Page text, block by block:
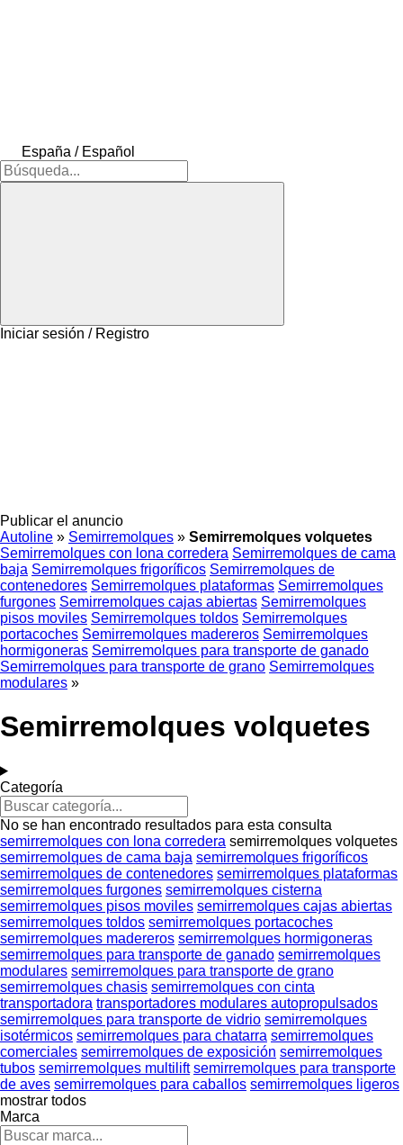
España / Español
Iniciar sesión / Registro
Publicar el anuncio
Autoline » Semirremolques » Semirremolques volquetes
Semirremolques con lona corredera Semirremolques de cama
baja Semirremolques frigoríficos Semirremolques de
contenedores Semirremolques plataformas Semirremolques
furgones Semirremolques cajas abiertas Semirremolques
pisos moviles Semirremolques toldos Semirremolques
portacoches Semirremolques madereros Semirremolques
hormigoneras Semirremolques para transporte de ganado
Semirremolques para transporte de grano Semirremolques
modulares »
Semirremolques volquetes
Categoría
No se han encontrado resultados para esta consulta
semirremolques con lona corredera semirremolques volquetes
semirremolques de cama baja semirremolques frigoríficos
semirremolques de contenedores semirremolques plataformas
semirremolques furgones semirremolques cisterna
semirremolques pisos moviles semirremolques cajas abiertas
semirremolques toldos semirremolques portacoches
semirremolques madereros semirremolques hormigoneras
semirremolques para transporte de ganado semirremolques
modulares semirremolques para transporte de grano
semirremolques chasis semirremolques con cinta
transportadora transportadores modulares autopropulsados
semirremolques para transporte de vidrio semirremolques
isotérmicos semirremolques para chatarra semirremolques
comerciales semirremolques de exposición semirremolques
tubos semirremolques multilift semirremolques para transporte
de aves semirremolques para caballos semirremolques ligeros
mostrar todos
Marca